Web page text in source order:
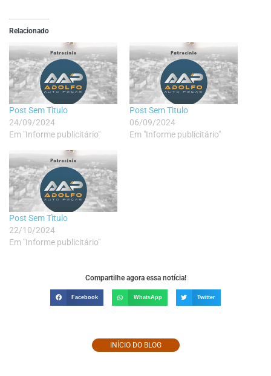
Relacionado
Post Sem Tìtulo
24/09/2024
Em "Informe publicitário"
Post Sem Tìtulo
06/09/2024
Em "Informe publicitário"
Post Sem Tìtulo
22/10/2024
Em "Informe publicitário"
Compartilhe agora essa notícia!
Facebook WhatsApp Twitter
INÍCIO DO BLOG